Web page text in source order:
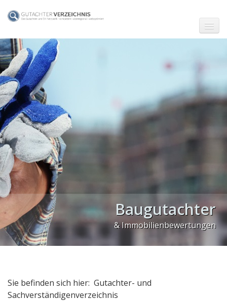
☗ Start
Gutachter in Berlin
Gutachter in Frankfurt (Main)
Gutachter in Hamburg
Gutachter in Köln
Gutachter in München
Gutachter in Stuttgart
PLZ Gebiet 0
PLZ Gebiet 1
PLZ Gebiet 2
Kfz-Sachverständigenbüro Jens S. Dell’Ali -
Sachverständigenbüro Schlüter für
STADTHOUSE IMMOBILIEN
Baugutachter
& Immobilienbewertungen
Sie befinden sich hier: Gutachter- und
Sachverständigenverzeichnis